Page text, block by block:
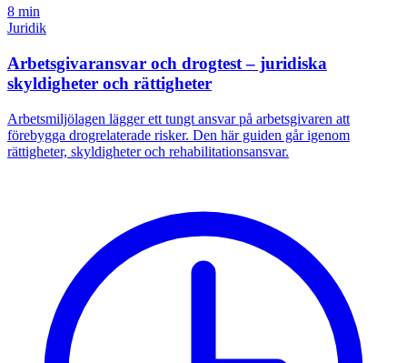
8 min
Juridik
Arbetsgivaransvar och drogtest – juridiska
skyldigheter och rättigheter
Arbetsmiljölagen lägger ett tungt ansvar på arbetsgivaren att
förebygga drogrelaterade risker. Den här guiden går igenom
rättigheter, skyldigheter och rehabilitationsansvar.